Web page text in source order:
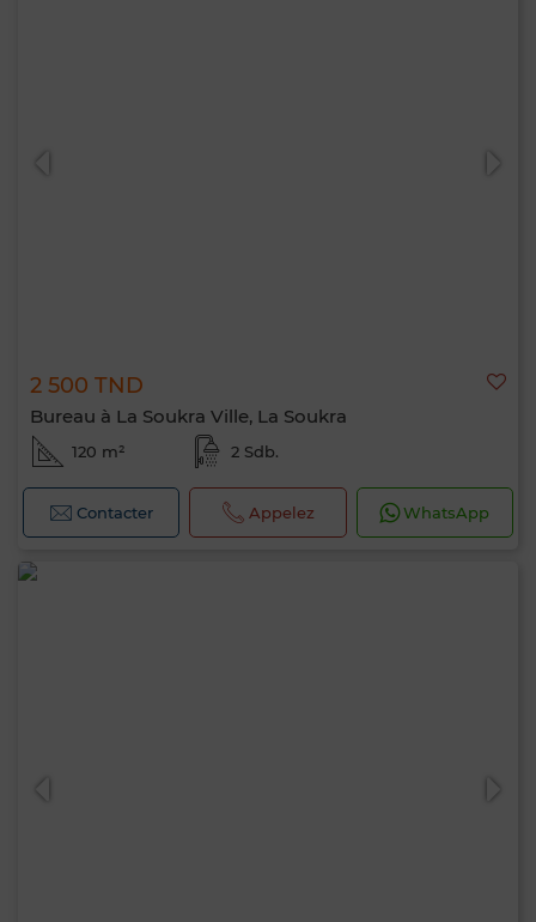
2 500 TND
Bureau à La Soukra Ville, La Soukra
120 m² 2 Sdb.
Contacter Appelez WhatsApp